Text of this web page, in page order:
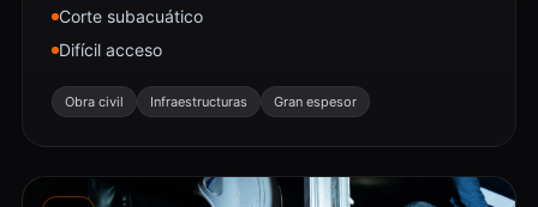
Corte subacuático
Difícil acceso
Obra civil Infraestructuras Gran espesor